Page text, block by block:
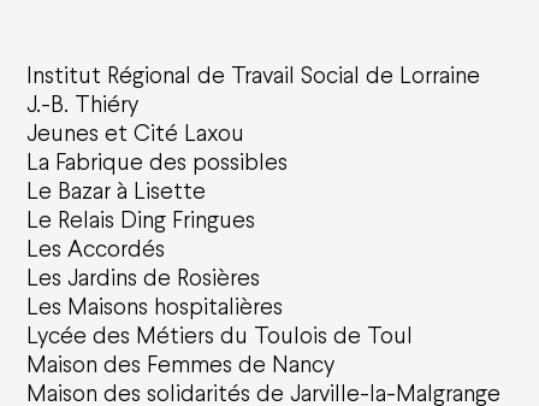
Institut Régional de Travail Social de Lorraine
J.-B. Thiéry
Jeunes et Cité Laxou
La Fabrique des possibles
Le Bazar à Lisette
Le Relais Ding Fringues
Les Accordés
Les Jardins de Rosières
Les Maisons hospitalières
Lycée des Métiers du Toulois de Toul
Maison des Femmes de Nancy
Maison des solidarités de Jarville-la-Malgrange